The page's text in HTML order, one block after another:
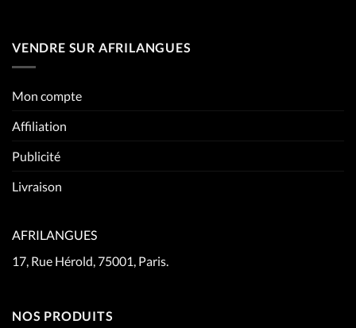
VENDRE SUR AFRILANGUES
Mon compte
Affiliation
Publicité
Livraison
AFRILANGUES
17, Rue Hérold, 75001, Paris.
NOS PRODUITS